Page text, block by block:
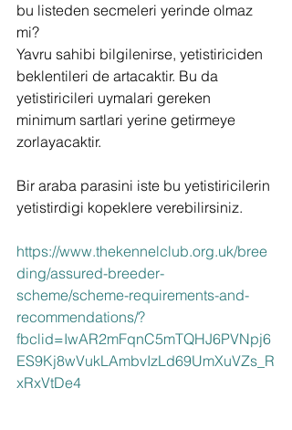
bu listeden secmeleri yerinde olmaz
mi?
Yavru sahibi bilgilenirse, yetistiriciden
beklentileri de artacaktir. Bu da
yetistiricileri uymalari gereken
minimum sartlari yerine getirmeye
zorlayacaktir.
Bir araba parasini iste bu yetistiricilerin
yetistirdigi kopeklere verebilirsiniz.
https://www.thekennelclub.org.uk/bree
ding/assured-breeder-
scheme/scheme-requirements-and-
recommendations/?
fbclid=IwAR2mFqnC5mTQHJ6PVNpj6
ES9Kj8wVukLAmbvIzLd69UmXuVZs_R
xRxVtDe4